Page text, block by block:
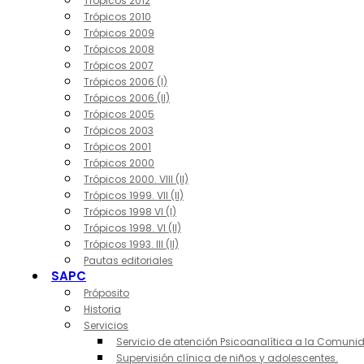
Trópicos 2010
Trópicos 2009
Trópicos 2008
Trópicos 2007
Trópicos 2006 (I)
Trópicos 2006 (II)
Trópicos 2005
Trópicos 2003
Trópicos 2001
Trópicos 2000
Trópicos 2000. VIII (II)
Trópicos 1999. VII (II)
Trópicos 1998 VI (I)
Trópicos 1998. VI (II)
Trópicos 1993. III (II)
Pautas editoriales
SAPC
Próposito
Historia
Servicios
Servicio de atención Psicoanalítica a la
Supervisión clínica de niños y adolescentes.